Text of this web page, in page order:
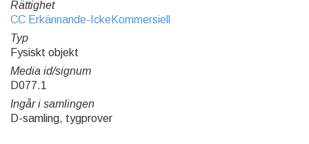
Rättighet
CC Erkännande-IckeKommersiell
Typ
Fysiskt objekt
Media id/signum
D077.1
Ingår i samlingen
D-samling, tygprover